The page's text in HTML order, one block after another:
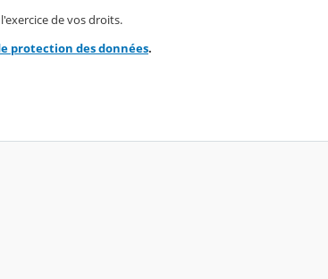
de vos droits.
protection des données.